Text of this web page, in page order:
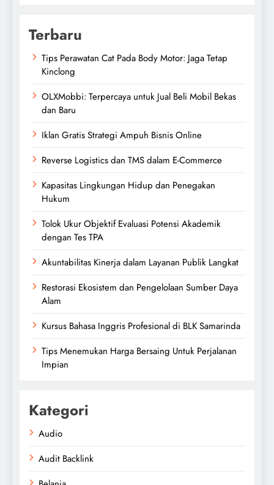
Terbaru
Tips Perawatan Cat Pada Body Motor: Jaga Tetap
Kinclong
OLXMobbi: Terpercaya untuk Jual Beli Mobil Bekas
dan Baru
Iklan Gratis Strategi Ampuh Bisnis Online
Reverse Logistics dan TMS dalam E-Commerce
Kapasitas Lingkungan Hidup dan Penegakan
Hukum
Tolok Ukur Objektif Evaluasi Potensi Akademik
dengan Tes TPA
Akuntabilitas Kinerja dalam Layanan Publik Langkat
Restorasi Ekosistem dan Pengelolaan Sumber Daya
Alam
Kursus Bahasa Inggris Profesional di BLK Samarinda
Tips Menemukan Harga Bersaing Untuk Perjalanan
Impian
Kategori
Audio
Audit Backlink